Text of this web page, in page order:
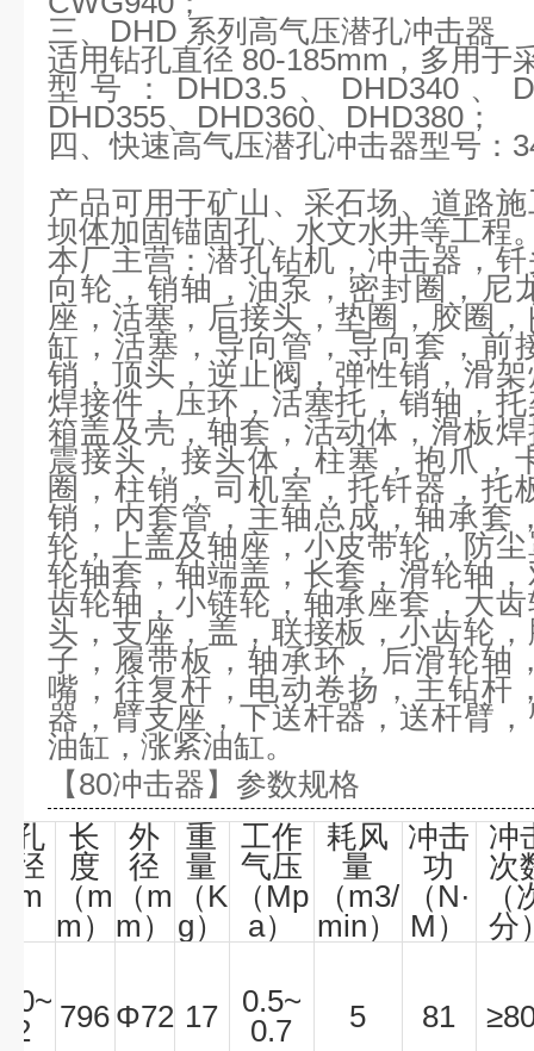
三、 DHD 系列高气压潜孔冲击器
适用钻孔直径 80-185mm，多用于
型号： DHD3.5、DHD340、
DHD355、DHD360、DHD380；
四、快速高气压潜孔冲击器型号：
产品可用于矿山、采石场、道路
坝体加固锚固孔、水文水井等工程
本厂主营：潜孔钻机，冲击器，
向轮，销轴，油泵，密封圈，尼
座，活塞，后接头，垫圈，胶圈
缸，活塞，导向管，导向套，前
销，顶头，逆止阀，弹性销，滑
焊接件，压环，活塞托，销轴，
箱盖及壳，轴套，活动体，滑板
震接头，接头体，柱塞，抱爪，
圈，柱销，司机室，托钎器，托
销，内套管，主轴总成，轴承套
轮，上盖及轴座，小皮带轮，防
轮轴套，轴端盖，长套，滑轮轴
齿轮轴，小链轮，轴承座套，大
头，支座，盖，联接板，小齿轮
子，履带板，轴承环，后滑轮轴
嘴，往复杆，电动卷扬，主钻杆
器，臂支座，下送杆器，送杆臂
油缸，涨紧油缸。
【80冲击器】参数规格
孔
径
m
长
度
（m
m）
外
径
（m
m）
重
量
（K
g）
工作
气压
（Mp
a）
耗风
量
（m3/
min）
冲击
功
（N·
M）
冲
次
（
分
80~ 796 Φ72 17
0.5~
0.7
5 81 ≥